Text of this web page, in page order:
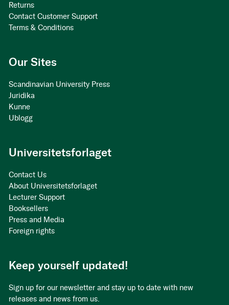
Returns
Contact Customer Support
Terms & Conditions
Our Sites
Scandinavian University Press
Juridika
Kunne
Ublogg
Universitetsforlaget
Contact Us
About Universitetsforlaget
Lecturer Support
Booksellers
Press and Media
Foreign rights
Keep yourself updated!
Sign up for our newsletter and stay up to date with new
releases and news from us.